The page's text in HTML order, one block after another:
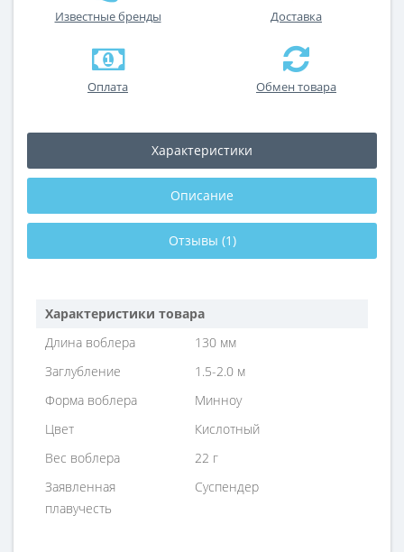
Известные бренды Доставка
Оплата Обмен товара
Характеристики
Описание
Отзывы (1)
Характеристики товара
Длина воблера
130 мм
Заглубление
1.5-2.0 м
Форма воблера
Минноу
Цвет
Кислотный
Вес воблера
22 г
Заявленная
плавучесть
Суспендер